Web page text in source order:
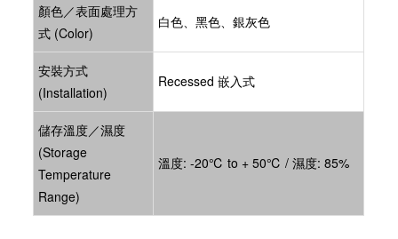
顏色／表面處理方
式 (Color)
白色、黑色、銀灰色
安裝方式
(Installation)
Recessed 嵌入式
儲存溫度／濕度
(Storage
Temperature
Range)
溫度: -20℃ to + 50℃ / 濕度: 85%